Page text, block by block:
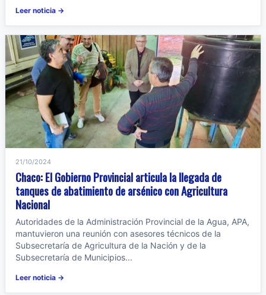
Leer noticia →
21/10/2024
Chaco: El Gobierno Provincial articula la llegada de
tanques de abatimiento de arsénico con Agricultura
Nacional
Autoridades de la Administración Provincial de la Agua, APA,
mantuvieron una reunión con asesores técnicos de la
Subsecretaría de Agricultura de la Nación y de la
Subsecretaría de Municipios...
Leer noticia →